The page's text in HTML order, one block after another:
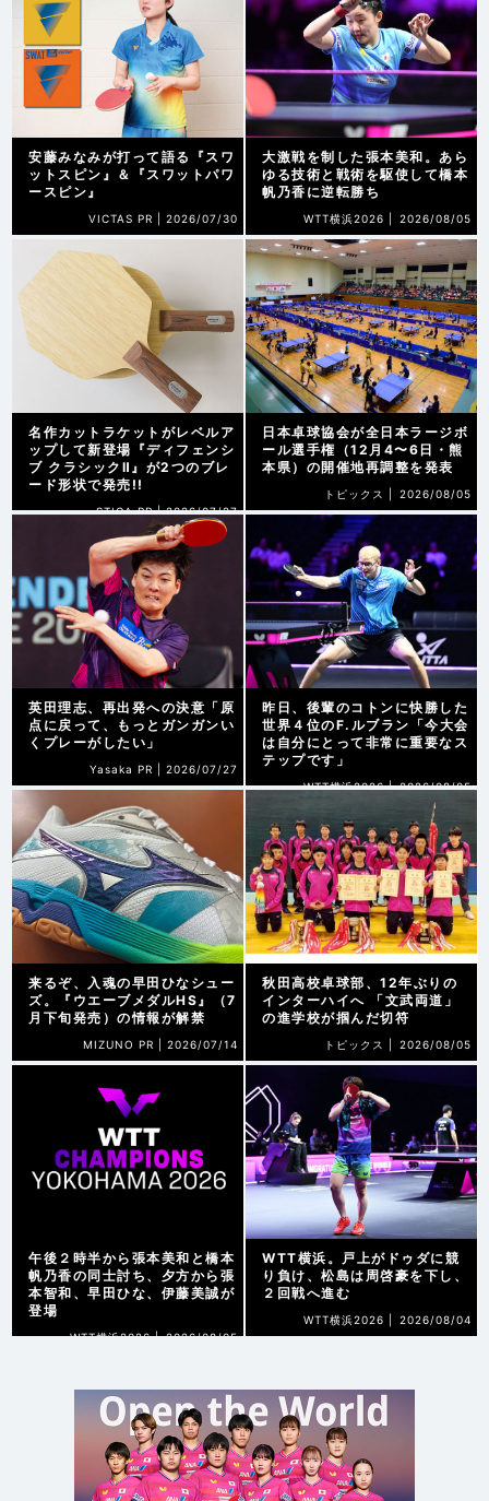
安藤みなみが打って語る『スワ
ットスピン』＆『スワットパワ
ースピン』
VICTAS PR | 2026/07/30
大激戦を制した張本美和。あら
ゆる技術と戦術を駆使して橋本
帆乃香に逆転勝ち
WTT横浜2026 | 2026/08/05
名作カットラケットがレベルア
ップして新登場『ディフェンシ
ブ クラシックⅡ』が2つのブレ
ード形状で発売!!
STIGA PR |2026/07/27
日本卓球協会が全日本ラージボ
ール選手権（12月4〜6日・熊
本県）の開催地再調整を発表
トピックス | 2026/08/05
英田理志、再出発への決意「原
点に戻って、もっとガンガンい
くプレーがしたい」
Yasaka PR | 2026/07/27
昨日、後輩のコトンに快勝した
世界４位のF.ルブラン「今大会
は自分にとって非常に重要なス
テップです」
WTT横浜2026 | 2026/08/05
来るぞ、入魂の早田ひなシュー
ズ。『ウエーブメダルHS』（7
月下旬発売）の情報が解禁
MIZUNO PR | 2026/07/14
秋田高校卓球部、12年ぶりの
インターハイへ 「文武両道」
の進学校が掴んだ切符
トピックス | 2026/08/05
午後２時半から張本美和と橋本
帆乃香の同士討ち、夕方から張
本智和、早田ひな、伊藤美誠が
登場
WTT横浜2026 | 2026/08/05
WTT横浜。戸上がドゥダに競
り負け、松島は周啓豪を下し、
２回戦へ進む
WTT横浜2026 | 2026/08/04